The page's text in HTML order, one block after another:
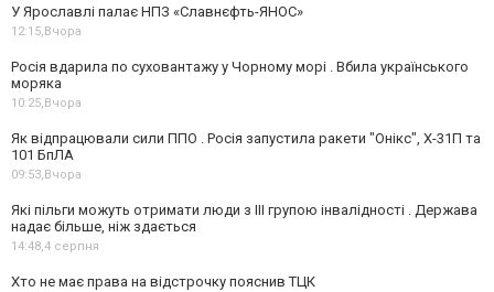
У Ярославлі палає НПЗ «Славнєфть-ЯНОС»
12:15, Вчора
Росія вдарила по суховантажу у Чорному морі . Вбила українського
моряка
10:25, Вчора
Як відпрацювали сили ППО . Росія запустила ракети "Онікс", Х-31П та
101 БпЛА
09:53, Вчора
Які пільги можуть отримати люди з III групою інвалідності . Держава
надає більше, ніж здається
14:48, 4 серпня
Хто не має права на відстрочку пояснив ТЦК